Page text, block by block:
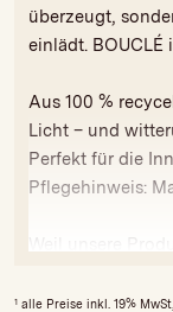
überzeugt,
einlädt.
Aus 100 %
Licht – und
Perfekt für die
Pflegehinweis:
Weil unsere
Alle unsere
1 alle Preise inkl. 19%